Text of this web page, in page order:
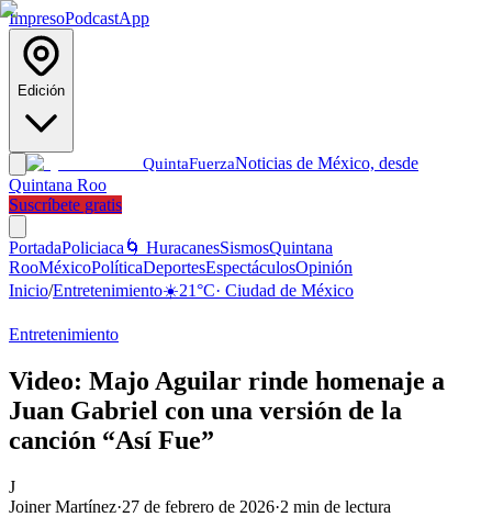
ImpresoPodcastApp
Edición
QuintaFuerzaNoticias de México, desde
Quintana Roo
Suscríbete gratis
PortadaPoliciaca 🌀 HuracanesSismosQuintana
RooMéxicoPolíticaDeportesEspectáculosOpinión
Inicio/Entretenimiento☀️21°C· Ciudad de México
Entretenimiento
Video: Majo Aguilar rinde homenaje a
Juan Gabriel con una versión de la
canción “Así Fue”
J
Joiner Martínez·27 de febrero de 2026·2 min de lectura